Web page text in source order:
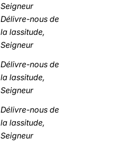
Seigneur
Délivre-nous de
la lassitude,
Seigneur
Délivre-nous de
la lassitude,
Seigneur
Délivre-nous de
la lassitude,
Seigneur